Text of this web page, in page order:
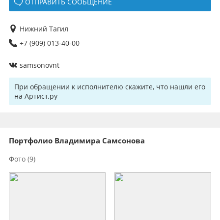
Нижний Тагил
+7 (909) 013-40-00
samsonovnt
При обращении к исполнителю скажите, что нашли его
на Артист.ру
Портфолио Владимира Самсонова
Фото (9)